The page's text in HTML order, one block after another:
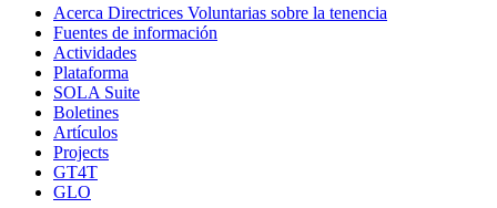
Acerca Directrices Voluntarias sobre la tenencia
Fuentes de información
Actividades
Plataforma
SOLA Suite
Boletines
Artículos
Projects
GT4T
GLO